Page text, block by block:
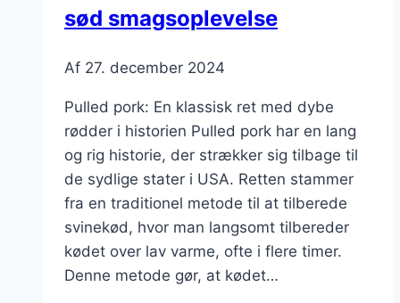
sød smagsoplevelse
Af 27. december 2024
Pulled pork: En klassisk ret med dybe
rødder i historien Pulled pork har en lang
og rig historie, der strækker sig tilbage til
de sydlige stater i USA. Retten stammer
fra en traditionel metode til at tilberede
svinekød, hvor man langsomt tilbereder
kødet over lav varme, ofte i flere timer.
Denne metode gør, at kødet…